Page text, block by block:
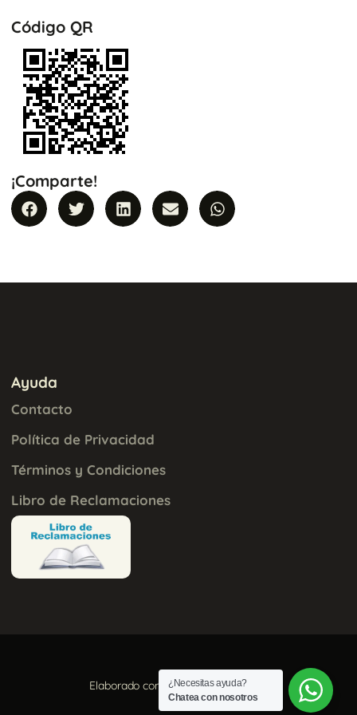
Código QR
¡Comparte!
Ayuda
Contacto
Política de Privacidad
Términos y Condiciones
Libro de Reclamaciones
Elaborado con porAura Creativa
¿Necesitas ayuda?
Chatea con nosotros